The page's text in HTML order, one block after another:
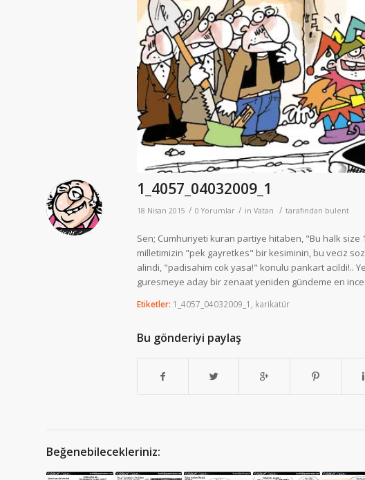
1_4057_04032009_1
18 Nisan 2015 / 0 Yorumlar / in Vatan / tarafından bulent
Sen; Cumhuriyeti kuran partiye hitaben, "Bu halk size
milletimizin "pek gayretkes" bir kesiminin, bu veciz
alindi, "padisahim cok yasa!" konulu pankart acildi!..
guresmeye aday bir zenaat yeniden gündeme en
Etiketler: 1_4057_04032009_1 , karikatür
Bu gönderiyi paylaş
Beğenebilecekleriniz: